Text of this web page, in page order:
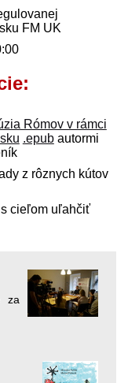
FM UK
Rómov v rámci
.epubautormi
z rôznych kútov
cieľom uľahčiť
za